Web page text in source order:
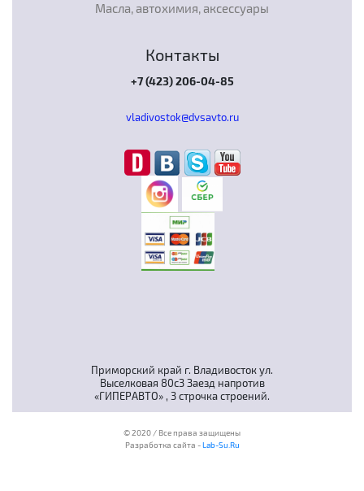
Приморский край г. Владивосток ул.
Выселковая 80с3 Заезд напротив
«ГИПЕРАВТО» , 3 строчка строений.
© 2020 / Все права защищены
Разработка сайта -Lab-Su.Ru
Масла, автохимия, аксессуары
Контакты
+7 (423) 206-04-85
vladivostok@dvsavto.ru